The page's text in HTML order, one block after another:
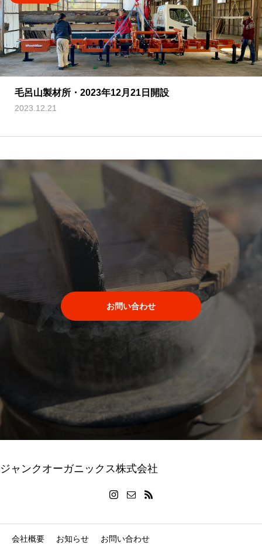
毛呂山製材所・2023年12月21日開設
2023.12.21
お問い合わせ
ジャンクオーガニックス株式会社
会社概要 お知らせ お問い合わせ